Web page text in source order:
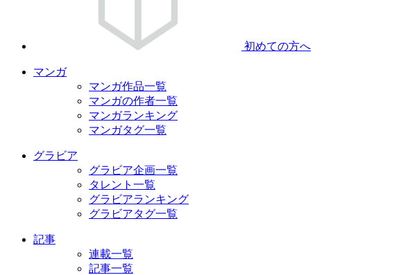
初めての方へ
マンガ
マンガ作品一覧
マンガの作者一覧
マンガランキング
マンガタグ一覧
グラビア
グラビア企画一覧
タレント一覧
グラビアランキング
グラビアタグ一覧
記事
連載一覧
記事一覧